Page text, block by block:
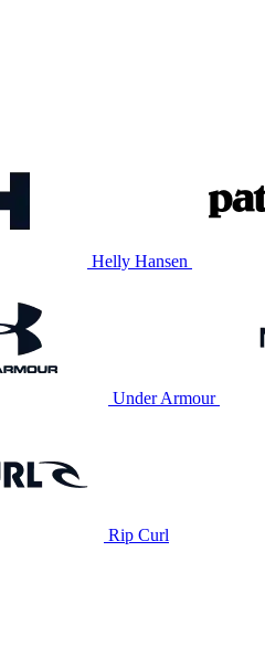
Helly Hansen
Under Armour
Rip Curl